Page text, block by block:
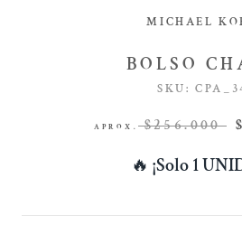
MICHAEL
BOLSO
SKU:
APROX. $256.000
🔥 ¡Solo 1